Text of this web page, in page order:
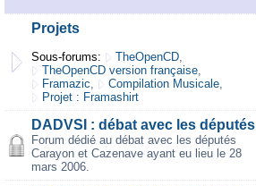
Projets
Sous-forums: TheOpenCD,
TheOpenCD version française,
Framazic, Compilation Musicale,
Projet : Framashirt
DADVSI : débat avec les députés
Forum dédié au débat avec les députés
Carayon et Cazenave ayant eu lieu le 28
mars 2006.